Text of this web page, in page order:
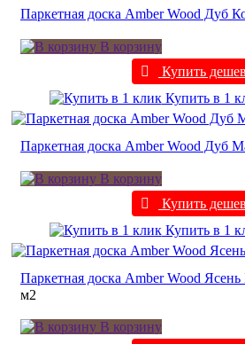
Паркетная доска Amber Wood Дуб
В корзину
Купить
Купить в 1
Паркетная доска Amber Wood Дуб
В корзину
Купить
Купить в 1
Паркетная доска Amber Wood Ясень
м2
В корзину